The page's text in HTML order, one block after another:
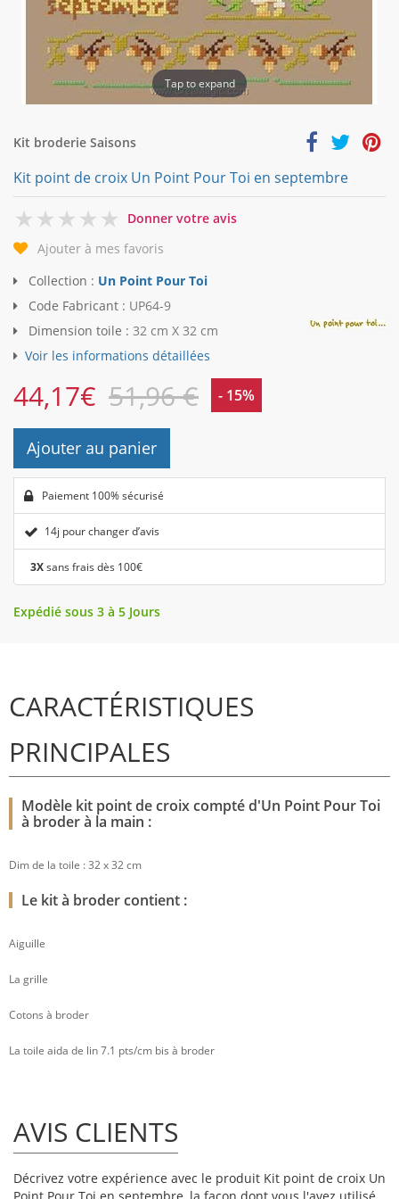
Tap to expand
Kit broderie Saisons
Kit point de croix Un Point Pour Toi en septembre
0
Donner votre avis
Ajouter à mes favoris
Collection : Un Point Pour Toi
Code Fabricant : UP64-9
Dimension toile : 32 cm X 32 cm
Voir les informations détaillées
44,17€ 51,96 € - 15%
Ajouter au panier
Paiement 100% sécurisé
14j pour changer d’avis
3Xsans frais dès 100€
Expédié sous 3 à 5 Jours
CARACTÉRISTIQUES
PRINCIPALES
Modèle kit point de croix compté d'Un Point Pour Toi
à broder à la main :
Dim de la toile : 32 x 32 cm
Le kit à broder contient :
Aiguille
La grille
Cotons à broder
La toile aida de lin 7.1 pts/cm bis à broder
AVIS CLIENTS
Décrivez votre expérience avec le produit Kit point de croix Un